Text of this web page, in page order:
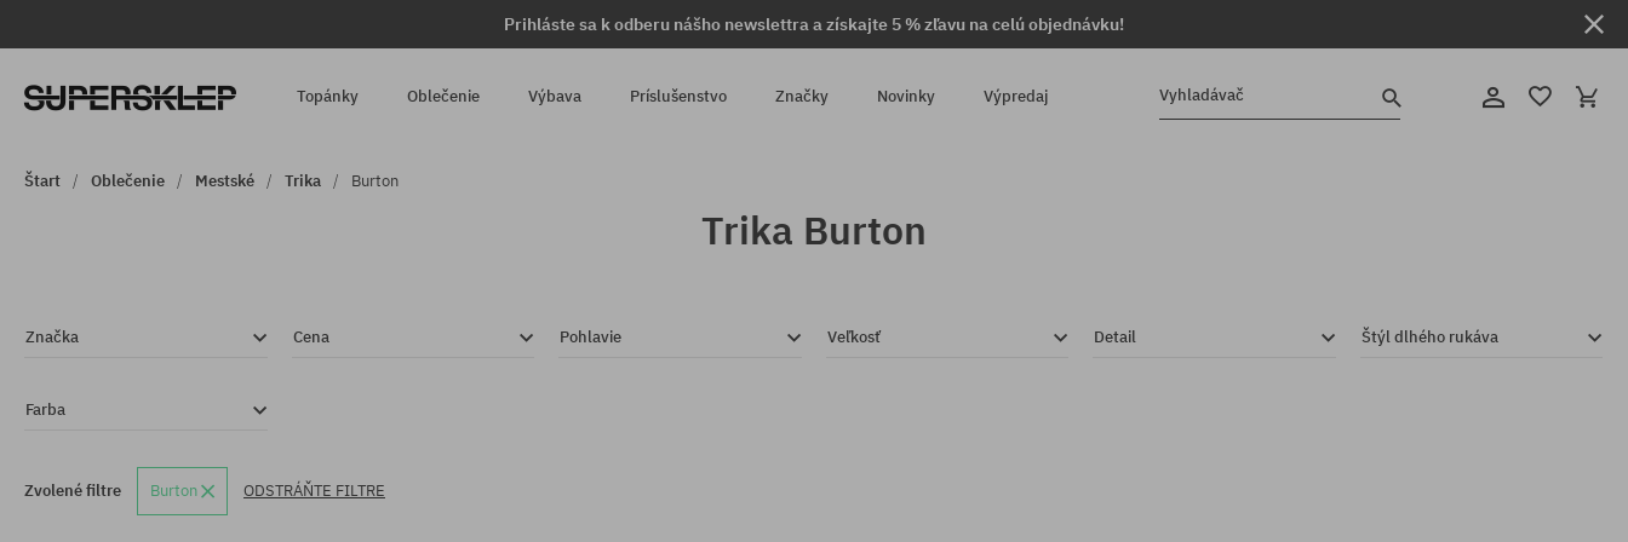
Prihláste sa k odberu nášho newslettra a získajte 5 % zľavu na celú objednávku!
Topánky Oblečenie Výbava Príslušenstvo Značky Novinky Výpredaj Vyhladávač
Štart Oblečenie Mestské Trika Burton
Trika Burton
Značka Cena Pohlavie Veľkosť Detail Štýl dlhého rukáva
Farba
Zvolené filtre Burton ODSTRÁŇTE FILTRE